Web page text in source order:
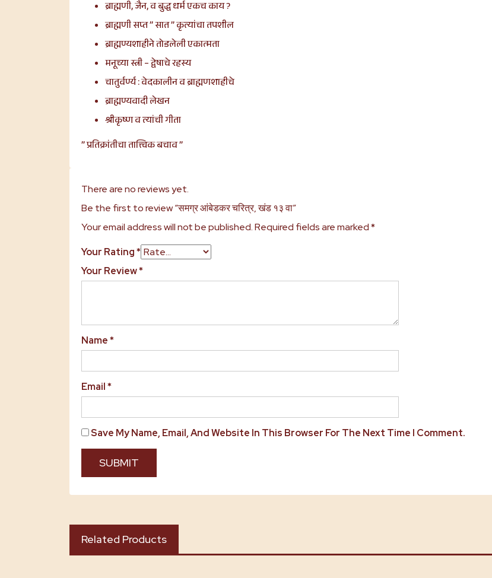
ब्राह्मणी, जैन, व बुद्ध धर्म एकच काय ?
ब्राह्मणी सप्त ” सात ” कृत्यांचा तपशील
ब्राह्मण्यशाहीने तोडलेली एकात्मता
मनूच्या स्त्री – द्वेषाचे रहस्य
चातुर्वर्ण्य : वेदकालीन व ब्राह्मणशाहीचे
ब्राह्मण्यवादी लेखन
श्रीकृष्ण व त्यांची गीता
” प्रतिक्रांतीचा तात्त्विक बचाव ”
There are no reviews yet.
Be the first to review “समग्र आंबेडकर चरित्र, खंड १३ वा”
Your email address will not be published.Required fields are marked*
Your Rating*
Your Review*
Name*
Email*
Save My Name, Email, And Website In This Browser For The Next Time I Comment.
Related Products